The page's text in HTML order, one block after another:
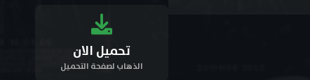
تحميل الان
الذهاب لصفحة التحميل